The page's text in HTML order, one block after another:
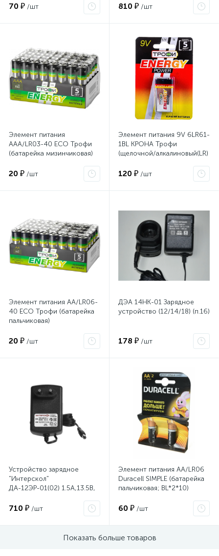
70 ₽ /шт
(1.5Ач; 18В)
810 ₽ /шт
Элемент питания
ААА/LR03-40 ECO Трофи
(батарейка мизинчиковая)
20 ₽ /шт
Элемент питания 9V 6LR61-
1BL КРОНА Трофи
(щелочной/алкалиновый(LR)
120 ₽ /шт
Элемент питания АА/LR06-
40 ECO Трофи (батарейка
пальчиковая)
20 ₽ /шт
ДЭА 14НК-01 Зарядное
устройство (12/14/18) (п.16)
178 ₽ /шт
Устройство зарядное
"Интерскол"
ДА-12ЭР-01(02) 1.5А,13.5В,
710 ₽ /шт
Элемент питания АА/LR06
Duracell SIMPLE (батарейка
пальчиковая; BL*2*10)
60 ₽ /шт
Показать больше товаров